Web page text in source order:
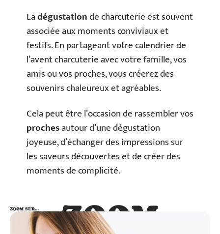
Ladégustationde charcuterie est souvent
associée aux moments conviviaux et
festifs. En partageant votre calendrier de
l’avent charcuterie avec votre famille, vos
amis ou vos proches, vous créerez des
souvenirs chaleureux et agréables.
Cela peut être l’occasion de rassembler vos
prochesautour d’une dégustation
joyeuse, d’échanger des impressions sur
les saveurs découvertes et de créer des
moments de complicité.
ZOOM
SUR…
ZOOM SUR…